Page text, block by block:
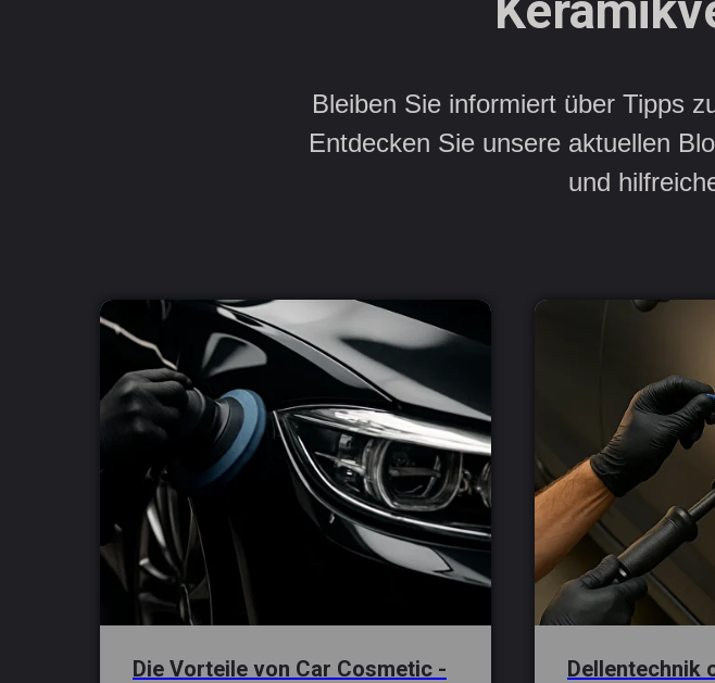
Bleiben Sie informiert über Tipps
Entdecken Sie unsere aktuellen
und
Die Vorteile von Car Cosmetic -
Dellentechnik